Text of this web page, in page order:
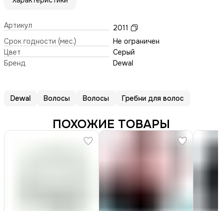
Артикул
2011
Срок годности (мес.)
Не ограничен
Цвет
Серый
Бренд
Dewal
Dewal Волосы Волосы Гребни для волос
ПОХОЖИЕ ТОВАРЫ